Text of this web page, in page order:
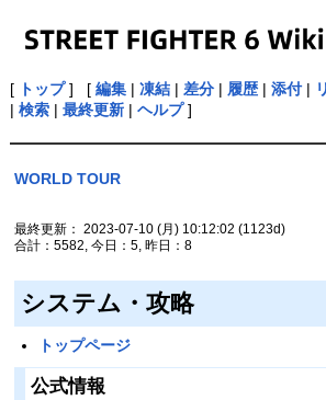
[ トップ] [ 編集| 凍結| 差分| 履歴| 添付|
| 検索| 最終更新| ヘルプ]
WORLD TOUR
最終更新： 2023-07-10 (月) 10:12:02 (1123d)
合計：5582, 今日：5, 昨日：8
システム・攻略
トップページ
公式情報